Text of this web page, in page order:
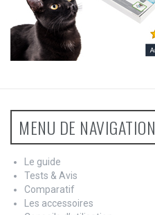
MENU DE NAVIGATION
Le guide
Tests & Avis
Comparatif
Les accessoires